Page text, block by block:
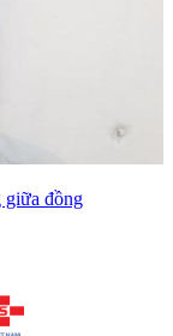
giữa đồng